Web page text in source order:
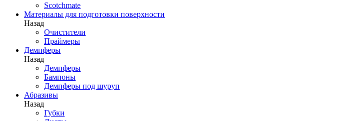
Scotchmate
Материалы для подготовки поверхности
Назад
Очистители
Праймеры
Демпферы
Назад
Демпферы
Бампоны
Демпферы под шуруп
Абразивы
Назад
Губки